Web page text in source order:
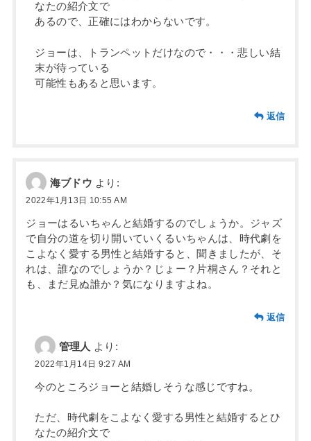
なたの紹介文で
あるので、正確にはわからないです。
ジョーは、トランペットだけなので・・・悲しい結
末が待っている
可能性もあると思います。
返信
海ブドウ より:
2022年1月13日 10:55 AM
ジョーはるいちゃんと結婚するのでしょうか。ジャズ
で自分の道を切り開いていくるいちゃんは、時代劇を
こよなく愛する男性と結婚すると、聞きましたが、そ
れは、誰なのでしょうか？じょー？片桐さん？それと
も、まだ見ぬ誰か？気になりますよね。
返信
管理人 より:
2022年1月14日 9:27 AM
今のところジョーと結婚しそうな感じですね。
ただ、時代劇をこよなく愛する男性と結婚するとひ
なたの紹介文で